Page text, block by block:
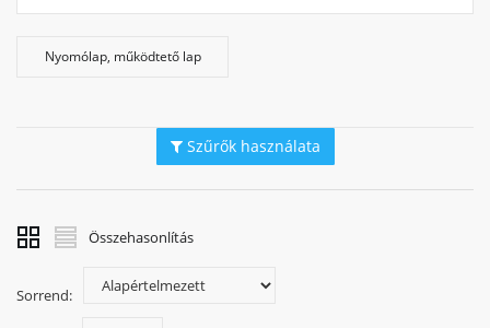
Nyomólap, működtető lap
Szűrők használata
Összehasonlítás
Sorrend: